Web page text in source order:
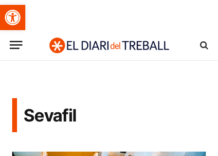
Obre la barra d'eines
Sevafil